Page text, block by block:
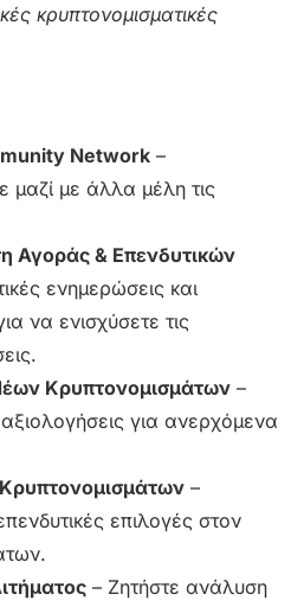
κρυπτονομισματικές
Network –
μαζί με άλλα μέλη τις
Αγοράς & Επενδυτικών
ενημερώσεις και
να ενισχύσετε τις
Κρυπτονομισμάτων –
για ανερχόμενα
–
επιλογές στον
– Ζητήστε ανάλυση